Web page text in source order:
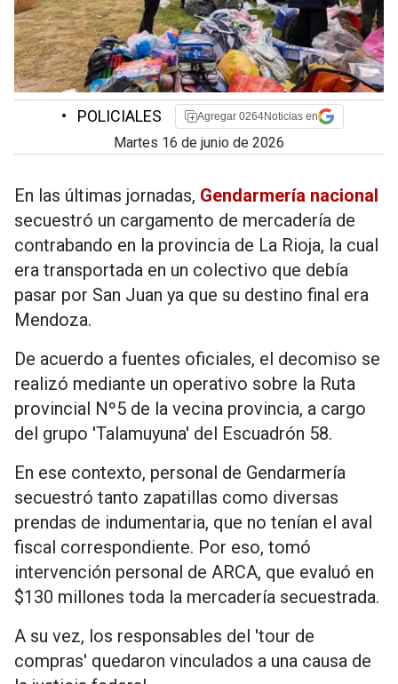
• POLICIALES Agregar 0264Noticias en
martes 16 de junio de 2026
En las últimas jornadas, Gendarmería nacional
secuestró un cargamento de mercadería de
contrabando en la provincia de La Rioja, la cual
era transportada en un colectivo que debía
pasar por San Juan ya que su destino final era
Mendoza.
De acuerdo a fuentes oficiales, el decomiso se
realizó mediante un operativo sobre la Ruta
provincial Nº5 de la vecina provincia, a cargo
del grupo 'Talamuyuna' del Escuadrón 58.
En ese contexto, personal de Gendarmería
secuestró tanto zapatillas como diversas
prendas de indumentaria, que no tenían el aval
fiscal correspondiente. Por eso, tomó
intervención personal de ARCA, que evaluó en
$130 millones toda la mercadería secuestrada.
A su vez, los responsables del 'tour de
compras' quedaron vinculados a una causa de